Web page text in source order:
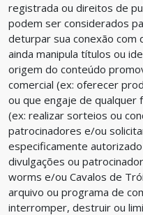
registrada ou direitos de
podem ser considerados
deturpar sua conexão com
ainda manipula títulos ou
origem do conteúdo
comercial (ex: oferecer
ou que engaje de qualquer
(ex: realizar sorteios ou
patrocinadores e/ou
especificamente
divulgações ou
worms e/ou Cavalos de
arquivo ou programa de
interromper, destruir ou